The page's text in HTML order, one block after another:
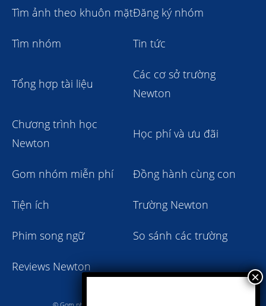
Tìm ảnh theo khuôn mặtĐăng ký nhóm
Tìm nhóm Tin tức
Tổng hợp tài liệu
Các cơ sở trường
Newton
Chương trình học
Newton
Học phí và ưu đãi
Gom nhóm miễn phí Đồng hành cùng con
Tiện ích Trường Newton
Phim song ngữ So sánh các trường
Reviews Newton